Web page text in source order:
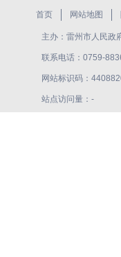
首页 网站地图
主办：雷州市人民政
联系电话：0759-
网站标识码：
站点访问量： -